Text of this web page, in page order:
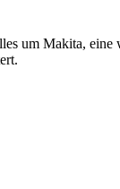
um Makita,